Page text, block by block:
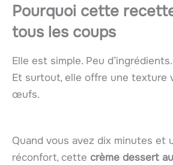
Pourquoi cette
tous les coups
Elle est simple. Peu
Et surtout, elle offre une texture
œufs.
Quand vous avez dix minutes et
réconfort, cette crème dessert